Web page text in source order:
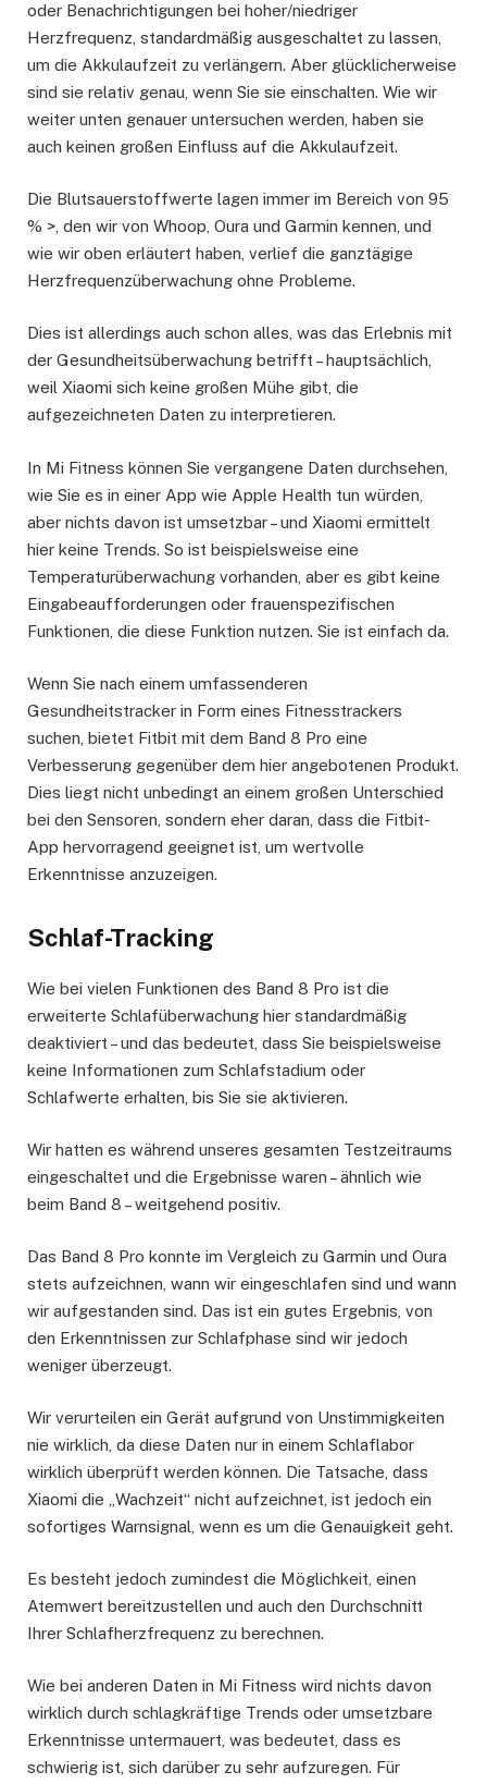
oder Benachrichtigungen bei hoher/niedriger
Herzfrequenz, standardmäßig ausgeschaltet zu lassen,
um die Akkulaufzeit zu verlängern. Aber glücklicherweise
sind sie relativ genau, wenn Sie sie einschalten. Wie wir
weiter unten genauer untersuchen werden, haben sie
auch keinen großen Einfluss auf die Akkulaufzeit.
Die Blutsauerstoffwerte lagen immer im Bereich von 95
% >, den wir von Whoop, Oura und Garmin kennen, und
wie wir oben erläutert haben, verlief die ganztägige
Herzfrequenzüberwachung ohne Probleme.
Dies ist allerdings auch schon alles, was das Erlebnis mit
der Gesundheitsüberwachung betrifft – hauptsächlich,
weil Xiaomi sich keine großen Mühe gibt, die
aufgezeichneten Daten zu interpretieren.
In Mi Fitness können Sie vergangene Daten durchsehen,
wie Sie es in einer App wie Apple Health tun würden,
aber nichts davon ist umsetzbar – und Xiaomi ermittelt
hier keine Trends. So ist beispielsweise eine
Temperaturüberwachung vorhanden, aber es gibt keine
Eingabeaufforderungen oder frauenspezifischen
Funktionen, die diese Funktion nutzen. Sie ist einfach da.
Wenn Sie nach einem umfassenderen
Gesundheitstracker in Form eines Fitnesstrackers
suchen, bietet Fitbit mit dem Band 8 Pro eine
Verbesserung gegenüber dem hier angebotenen Produkt.
Dies liegt nicht unbedingt an einem großen Unterschied
bei den Sensoren, sondern eher daran, dass die Fitbit-
App hervorragend geeignet ist, um wertvolle
Erkenntnisse anzuzeigen.
Schlaf-Tracking
Wie bei vielen Funktionen des Band 8 Pro ist die
erweiterte Schlafüberwachung hier standardmäßig
deaktiviert – und das bedeutet, dass Sie beispielsweise
keine Informationen zum Schlafstadium oder
Schlafwerte erhalten, bis Sie sie aktivieren.
Wir hatten es während unseres gesamten Testzeitraums
eingeschaltet und die Ergebnisse waren – ähnlich wie
beim Band 8 – weitgehend positiv.
Das Band 8 Pro konnte im Vergleich zu Garmin und Oura
stets aufzeichnen, wann wir eingeschlafen sind und wann
wir aufgestanden sind. Das ist ein gutes Ergebnis, von
den Erkenntnissen zur Schlafphase sind wir jedoch
weniger überzeugt.
Wir verurteilen ein Gerät aufgrund von Unstimmigkeiten
nie wirklich, da diese Daten nur in einem Schlaflabor
wirklich überprüft werden können. Die Tatsache, dass
Xiaomi die „Wachzeit“ nicht aufzeichnet, ist jedoch ein
sofortiges Warnsignal, wenn es um die Genauigkeit geht.
Es besteht jedoch zumindest die Möglichkeit, einen
Atemwert bereitzustellen und auch den Durchschnitt
Ihrer Schlafherzfrequenz zu berechnen.
Wie bei anderen Daten in Mi Fitness wird nichts davon
wirklich durch schlagkräftige Trends oder umsetzbare
Erkenntnisse untermauert, was bedeutet, dass es
schwierig ist, sich darüber zu sehr aufzuregen. Für